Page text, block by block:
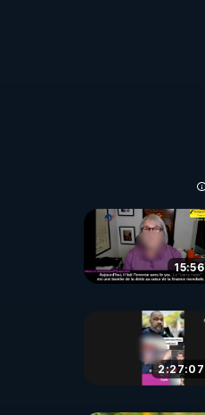
15:56
2:27:07